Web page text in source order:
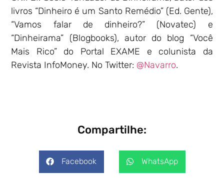
livros “Dinheiro é um Santo Remédio” (Ed. Gente),
“Vamos falar de dinheiro?” (Novatec) e
“Dinheirama” (Blogbooks), autor do blog “Você
Mais Rico” do Portal EXAME e colunista da
Revista InfoMoney. No Twitter: @Navarro.
Compartilhe:
Facebook WhatsApp